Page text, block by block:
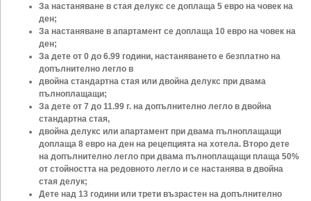
За настаняване в стая делукс се доплаща 5 евро на човек на
ден;
За настаняване в апартамент се доплаща 10 евро на човек на
ден;
За дете от 0 до 6.99 години, настаняването е безплатно на
допълнително легло в
двойна стандартна стая или двойна делукс при двама
пълноплащащи;
За дете от 7 до 11.99 г. на допълнително легло в двойна
стандартна стая,
двойна делукс или апартамент при двама пълноплащащи
доплаща 8 евро на ден на рецепцията на хотела. Второ дете
на допълнително легло при двама пълноплащащи плаща 50%
от стойността на редовното легло и се настанява в двойна
стая делук;
Дете над 13 години или трети възрастен на допълнително